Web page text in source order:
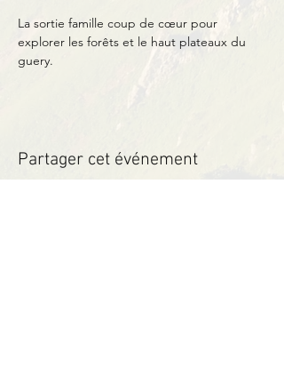
La sortie famille coup de cœur pour
explorer les forêts et le haut plateaux du
guery.
Partager cet événement